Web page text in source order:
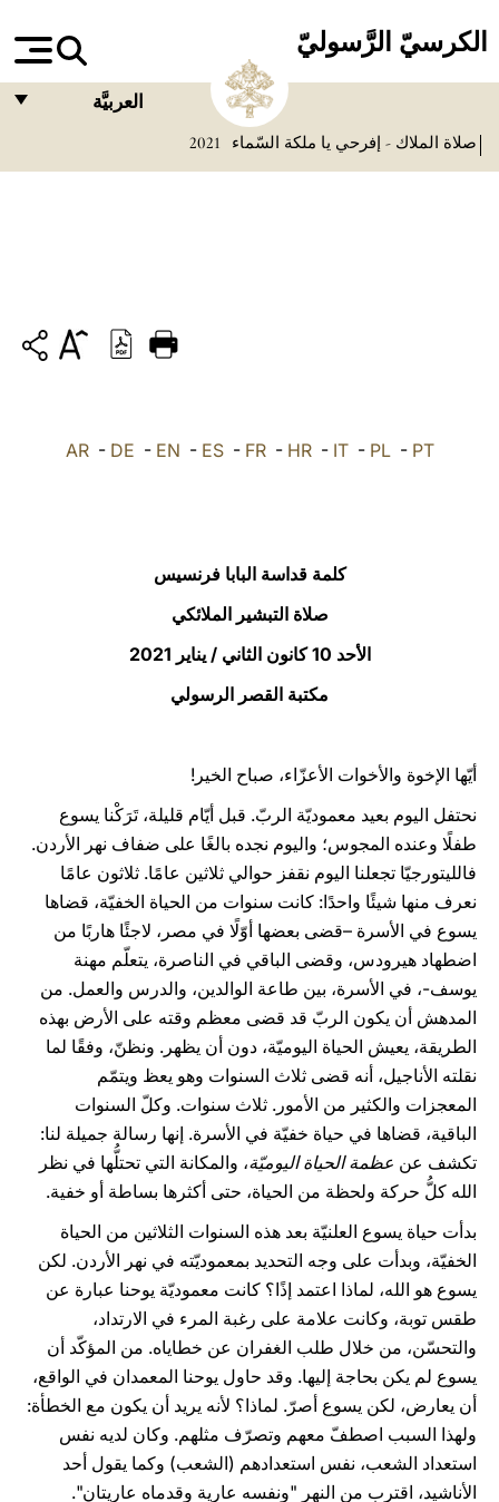
الكرسيّ الرَّسوليّ
العربيَّة
DEUTSCH
العربيّة
صلاة الملاك - إفرحي يا ملكة السّماء 2021
AR- DE - EN - ES- FR- HR- IT- PL- PT
كلمة قداسة البابا فرنسيس
صلاة التبشير الملائكي
الأحد 10 كانون الثاني / يناير 2021
مكتبة القصر الرسولي
أيّها الإخوة والأخوات الأعزّاء، صباح الخير!
نحتفل اليوم بعيد معموديّة الربّ. قبل أيّام قليلة، تَرَكْنا يسوع
طفلًا وعنده المجوس؛ واليوم نجده بالغًا على ضفاف نهر الأردن.
فالليتورجيّا تجعلنا اليوم نقفز حوالي ثلاثين عامًا. ثلاثون عامًا
نعرف منها شيئًا واحدًا: كانت سنوات من الحياة الخفيّة، قضاها
يسوع في الأسرة –قضى بعضها أوّلًا في مصر، لاجئًا هاربًا من
اضطهاد هيرودس، وقضى الباقي في الناصرة، يتعلّم مهنة
يوسف-، في الأسرة، بين طاعة الوالدين، والدرس والعمل. من
المدهش أن يكون الربّ قد قضى معظم وقته على الأرض بهذه
الطريقة، يعيش الحياة اليوميّة، دون أن يظهر. ونظنّ، وفقًا لما
نقلته الأناجيل، أنه قضى ثلاث السنوات وهو يعظ ويتمّم
المعجزات والكثير من الأمور. ثلاث سنوات. وكلّ السنوات
الباقية، قضاها في حياة خفيّة في الأسرة. إنها رسالة جميلة لنا:
تكشف عن عظمة الحياة اليوميّة، والمكانة التي تحتلُّها في نظر
الله كلُّ حركة ولحظة من الحياة، حتى أكثرها بساطة أو خفية.
بدأت حياة يسوع العلنيّة بعد هذه السنوات الثلاثين من الحياة
الخفيّة، وبدأت على وجه التحديد بمعموديّته في نهر الأردن. لكن
يسوع هو الله، لماذا اعتمد إذًا؟ كانت معموديّة يوحنا عبارة عن
طقس توبة، وكانت علامة على رغبة المرء في الارتداد،
والتحسّن، من خلال طلب الغفران عن خطاياه. من المؤكّد أن
يسوع لم يكن بحاجة إليها. وقد حاول يوحنا المعمدان في الواقع،
أن يعارض، لكن يسوع أصرّ. لماذا؟ لأنه يريد أن يكون مع الخطأة:
ولهذا السبب اصطفّ معهم وتصرّف مثلهم. وكان لديه نفس
استعداد الشعب، نفس استعدادهم (الشعب) وكما يقول أحد
الأناشيد، اقترب من النهر "ونفسه عارية وقدماه عاريتان".